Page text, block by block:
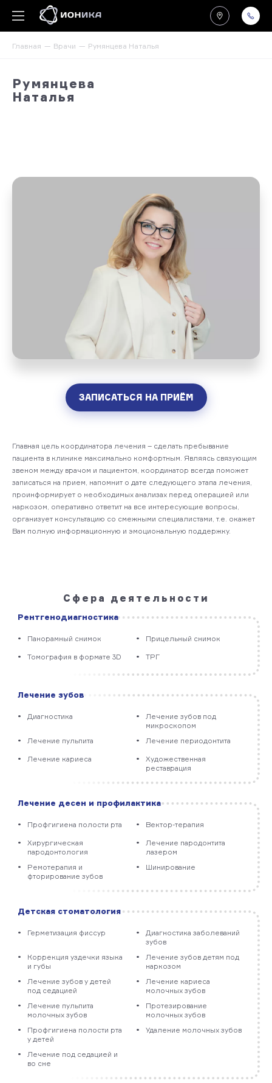
Главная Врачи Румянцева Наталья
Румянцева
Наталья
Главная цель координатора лечения – сделать пребывание
пациента в клинике максимально комфортным. Являясь связующим
звеном между врачом и пациентом, координатор всегда поможет
записаться на прием, напомнит о дате следующего этапа лечения,
проинформирует о необходимых анализах перед операцией или
наркозом, оперативно ответит на все интересующие вопросы,
организует консультацию со смежными специалистами, т.е. окажет
Вам полную информационную и эмоциональную поддержку.
ЗАПИСАТЬСЯ НА ПРИЁМ
Сфера деятельности
Рентгено­диагностика
Панорамный снимок
Прицельный снимок
Томография в формате 3D
ТРГ
Лечение зубов
Диагностика
Лечение зубов под
микроскопом
Лечение пульпита
Лечение периодонтита
Лечение кариеса
Художественная
реставрация
Лечение десен и профилактика
Профгигиена полости рта
Вектор-терапия
Хирургическая
пародонтология
Лечение пародонтита
лазером
Ремотерапия и
фторирование зубов
Шинирование
Детская стоматология
Герметизация фиссур
Диагностика заболеваний
зубов
Коррекция уздечки языка
и губы
Лечение зубов детям под
наркозом
Лечение зубов у детей
под седацией
Лечение кариеса
молочных зубов
Лечение пульпита
молочных зубов
Протезирование
молочных зубов
Профгигиена полости рта
у детей
Удаление молочных зубов
Лечение под седацией и
во сне